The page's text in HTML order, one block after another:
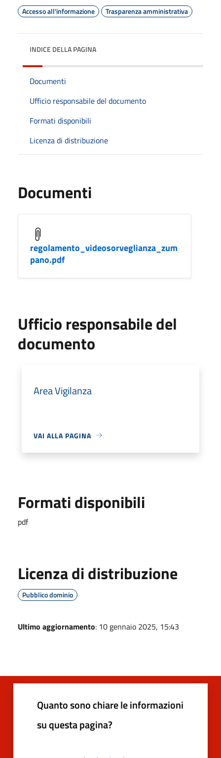
Accesso all'informazione
Trasparenza amministrativa
INDICE DELLA PAGINA
Documenti
Ufficio responsabile del documento
Formati disponibili
Licenza di distribuzione
Documenti
regolamento_videosorveglianza_zum
pano.pdf
Ufficio responsabile del
documento
Area Vigilanza
VAI ALLA PAGINA
Formati disponibili
pdf
Licenza di distribuzione
Pubblico dominio
Ultimo aggiornamento: 10 gennaio 2025, 15:43
Quanto sono chiare le informazioni
su questa pagina?